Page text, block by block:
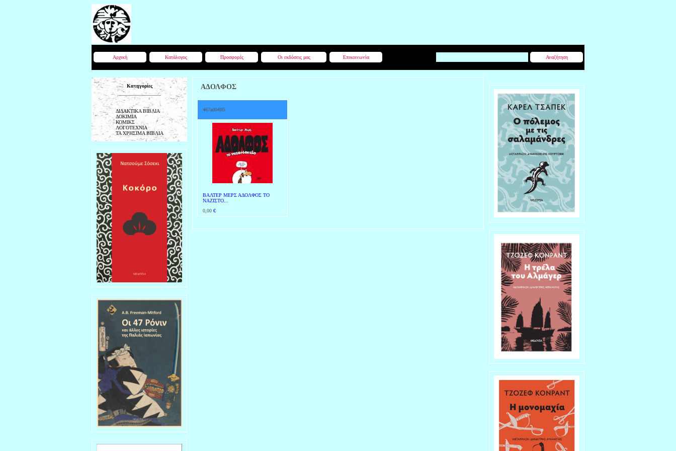
Αρχική Κατάλογος Προσφορές Οι εκδόσεις μας Επικοινωνία Αναζήτηση
Κατηγορίες
ΔΙΔΑΚΤΙΚΑ ΒΙΒΛΙΑ
ΔΟΚΙΜΙΑ
ΚΟΜΙΚΣ
ΛΟΓΟΤΕΧΝΙΑ
ΤΑ ΧΡΗΣΙΜΑ ΒΙΒΛΙΑ
ΑΔΟΛΦΟΣ
467ad04ff5
ΒΑΛΤΕΡ ΜΕΡΣ ΑΔΟΛΦΟΣ ΤΟ
ΝΑΖΙΣΤΟ...
0,00 €